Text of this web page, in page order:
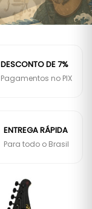
DESCONTO DE 7%
Pagamentos no PIX
ENTREGA RÁPIDA
Para todo o Brasil